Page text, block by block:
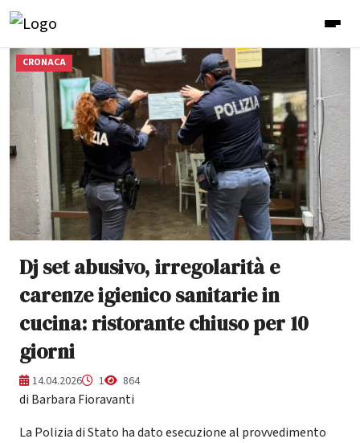
CRONACA
Dj set abusivo, irregolarità e
carenze igienico sanitarie in
cucina: ristorante chiuso per 10
giorni
14.04.2026 1 864
di Barbara Fioravanti
La Polizia di Stato ha dato esecuzione al provvedimento